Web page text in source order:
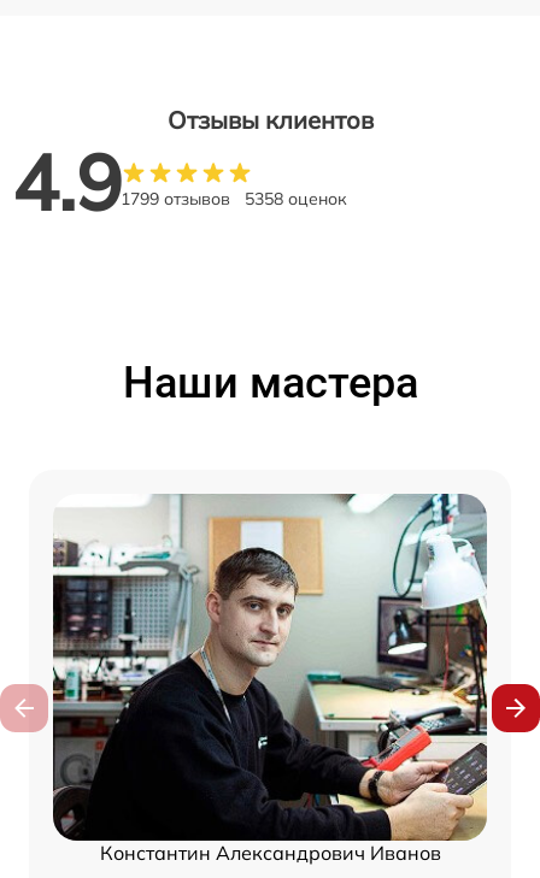
Отзывы клиентов
4.91799 отзывов 5358 оценок
Наши мастера
Константин Александрович Иванов